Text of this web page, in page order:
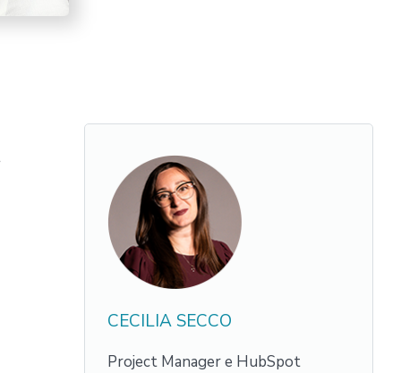
CECILIA SECCO
Project Manager e HubSpot